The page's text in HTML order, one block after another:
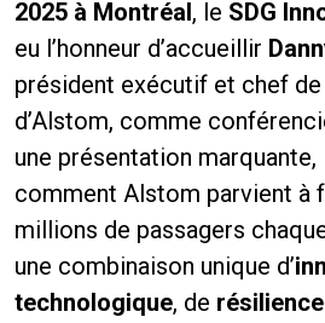
2025 à Montréal, le SDG
eu l’honneur d’accueillir
président exécutif et chef de
d’Alstom, comme
une présentation marquante,
comment Alstom parvient à
millions de passagers
une combinaison unique d’
technologique, de